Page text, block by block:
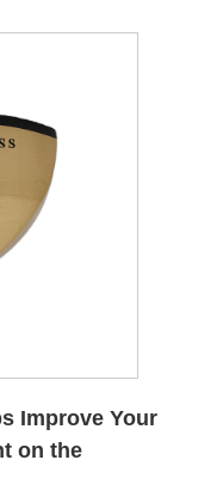
Improve Your
on the